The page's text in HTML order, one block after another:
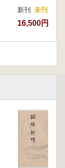
新刊 未刊
16,500円